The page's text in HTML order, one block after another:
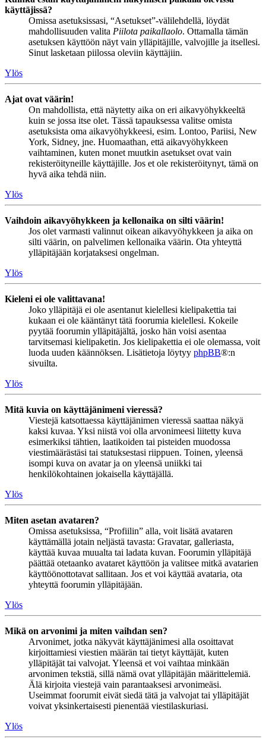
käyttäjissä?
Omissa asetuksissasi, “Asetukset”-välilehdellä, löydät
mahdollisuuden valita Piilota paikallaolo. Ottamalla tämän
asetuksen käyttöön näyt vain ylläpitäjille, valvojille ja itsellesi.
Sinut lasketaan piilossa oleviin käyttäjiin.
Ylös
Ajat ovat väärin!
On mahdollista, että näytetty aika on eri aikavyöhykkeeltä
kuin se jossa itse olet. Tässä tapauksessa valitse omista
asetuksista oma aikavyöhykkeesi, esim. Lontoo, Pariisi, New
York, Sidney, jne. Huomaathan, että aikavyöhykkeen
vaihtaminen, kuten monet muutkin asetukset ovat vain
rekisteröityneille käyttäjille. Jos et ole rekisteröitynyt, tämä on
hyvä aika tehdä niin.
Ylös
Vaihdoin aikavyöhykkeen ja kellonaika on silti väärin!
Jos olet varmasti valinnut oikean aikavyöhykkeen ja aika on
silti väärin, on palvelimen kellonaika väärin. Ota yhteyttä
ylläpitäjään korjataksesi ongelman.
Ylös
Kieleni ei ole valittavana!
Joko ylläpitäjä ei ole asentanut kielellesi kielipakettia tai
kukaan ei ole kääntänyt tätä foorumia kielellesi. Kokeile
pyytää foorumin ylläpitäjältä, josko hän voisi asentaa
tarvitsemasi kielipaketin. Jos kielipakettia ei ole olemassa, voit
luoda uuden käännöksen. Lisätietoja löytyy phpBB®:n
sivuilta.
Ylös
Mitä kuvia on käyttäjänimeni vieressä?
Viestejä katsottaessa käyttäjänimen vieressä saattaa näkyä
kaksi kuvaa. Yksi niistä voi olla arvonimeesi liitetty kuva
esimerkiksi tähtien, laatikoiden tai pisteiden muodossa
viestimäärästäsi tai statuksestasi riippuen. Toinen, yleensä
isompi kuva on avatar ja on yleensä uniikki tai
henkilökohtainen jokaisella käyttäjällä.
Ylös
Miten asetan avataren?
Omissa asetuksissa, “Profiilin” alla, voit lisätä avataren
käyttämällä jotain neljästä tavasta: Gravatar, galleriasta,
käyttää kuvaa muualta tai ladata kuvan. Foorumin ylläpitäjä
päättää otetaanko avataret käyttöön ja valitsee mitkä avatarien
käyttöönottotavat sallitaan. Jos et voi käyttää avataria, ota
yhteyttä foorumin ylläpitäjään.
Ylös
Mikä on arvonimi ja miten vaihdan sen?
Arvonimet, jotka näkyvät käyttäjänimesi alla osoittavat
kirjoittamiesi viestien määrän tai tietyt käyttäjät, kuten
ylläpitäjät tai valvojat. Yleensä et voi vaihtaa minkään
arvonimen tekstiä, sillä nämä ovat ylläpitäjän määrittelemiä.
Älä kirjoita viestejä vain parantaaksesi arvonimeäsi.
Useimmat foorumit eivät siedä tätä ja valvojat tai ylläpitäjät
voivat yksinkertaisesti pienentää viestilaskuriasi.
Ylös